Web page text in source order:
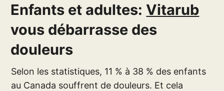
Enfants et adultes:Vitarub
vous débarrasse des
douleurs
Selon les statistiques, 11 % à 38 % des enfants
au Canada souffrent de douleurs. Et cela